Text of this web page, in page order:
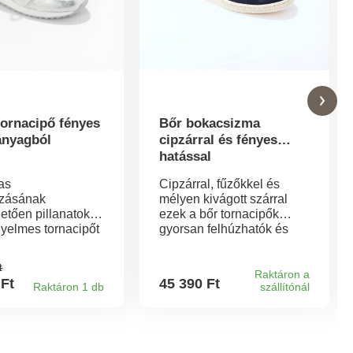
fényes
pillanatok
tornacipőt
kényelmesek.
Raktáron 1 db
Bőr bokacsizma
cipzárral és fényes
hatással
Cipzárral, fűzőkkel és
mélyen kivágott szárral
ezek a bőr tornacipők
gyorsan felhúzhatók és
borjúbőrből és velúrból
készült. Rugalmas bőr.
45 390 Ft
Raktáron a
szállítónál